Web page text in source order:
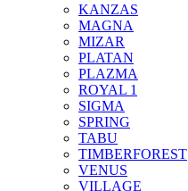
KANZAS
MAGNA
MIZAR
PLATAN
PLAZMA
ROYAL 1
SIGMA
SPRING
TABU
TIMBERFOREST
VENUS
VILLAGE